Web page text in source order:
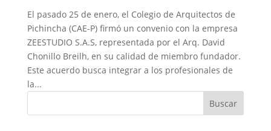
El pasado 25 de enero, el Colegio de Arquitectos de
Pichincha (CAE-P) firmó un convenio con la empresa
ZEESTUDIO S.A.S, representada por el Arq. David
Chonillo Breilh, en su calidad de miembro fundador.
Este acuerdo busca integrar a los profesionales de
la...